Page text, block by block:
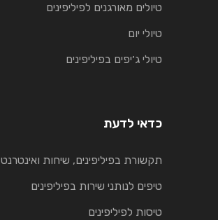
טיולים מאורגנים לפיליפינים
טיולי יום
טיולי ג׳יפים בפיליפינים
כדאי לדעת
תקשורת בפיליפינים, שיחות ואינטרנט
טיפים לנותני שירות בפיליפינים
טיסות לפיליפינים